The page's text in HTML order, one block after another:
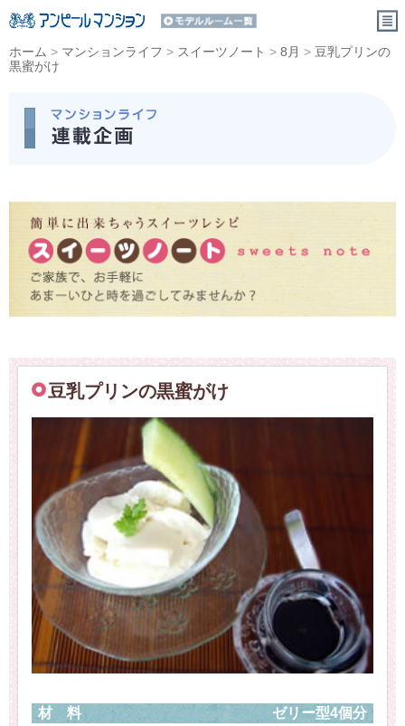
ホーム > マンションライフ > スイーツノート > 8月 > 豆乳プリンの
黒蜜がけ
豆乳プリンの黒蜜がけ
材料 ゼリー型4個分